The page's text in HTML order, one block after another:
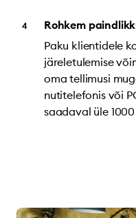
Rohkem
Paku klientidele
järeletulemise
oma tellimusi
nutitelefonis või
saadaval üle